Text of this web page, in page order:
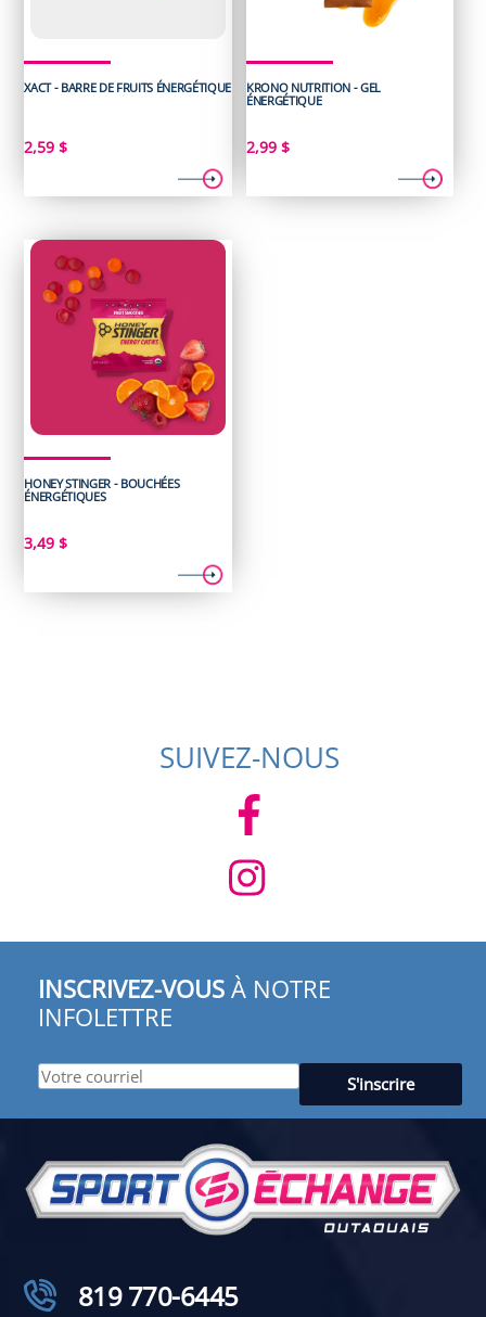
XACT - BARRE DE FRUITS ÉNERGÉTIQUE
2,59$
KRONO NUTRITION - GEL
ÉNERGÉTIQUE
2,99 $
HONEY STINGER - BOUCHÉES
ÉNERGÉTIQUES
3,49$
SUIVEZ-NOUS
INSCRIVEZ-VOUS À NOTRE
INFOLETTRE
819 770-6445